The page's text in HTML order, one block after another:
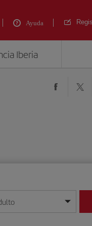
Ayuda
Iberia
mes/año